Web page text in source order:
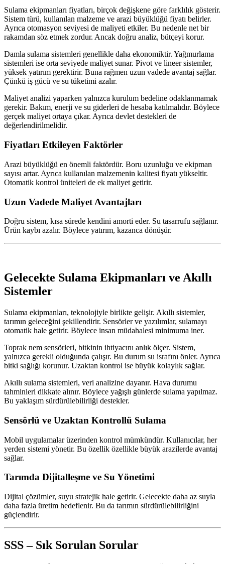
Sulama ekipmanları fiyatları, birçok değişkene göre farklılık gösterir.
Sistem türü, kullanılan malzeme ve arazi büyüklüğü fiyatı belirler.
Ayrıca otomasyon seviyesi de maliyeti etkiler. Bu nedenle net bir
rakamdan söz etmek zordur. Ancak doğru analiz, bütçeyi korur.
Damla sulama sistemleri genellikle daha ekonomiktir. Yağmurlama
sistemleri ise orta seviyede maliyet sunar. Pivot ve lineer sistemler,
yüksek yatırım gerektirir. Buna rağmen uzun vadede avantaj sağlar.
Çünkü iş gücü ve su tüketimi azalır.
Maliyet analizi yaparken yalnızca kurulum bedeline odaklanmamak
gerekir. Bakım, enerji ve su giderleri de hesaba katılmalıdır. Böylece
gerçek maliyet ortaya çıkar. Ayrıca devlet destekleri de
değerlendirilmelidir.
Fiyatları Etkileyen Faktörler
Arazi büyüklüğü en önemli faktördür. Boru uzunluğu ve ekipman
sayısı artar. Ayrıca kullanılan malzemenin kalitesi fiyatı yükseltir.
Otomatik kontrol üniteleri de ek maliyet getirir.
Uzun Vadede Maliyet Avantajları
Doğru sistem, kısa sürede kendini amorti eder. Su tasarrufu sağlanır.
Ürün kaybı azalır. Böylece yatırım, kazanca dönüşür.
Gelecekte Sulama Ekipmanları ve Akıllı
Sistemler
Sulama ekipmanları, teknolojiyle birlikte gelişir. Akıllı sistemler,
tarımın geleceğini şekillendirir. Sensörler ve yazılımlar, sulamayı
otomatik hale getirir. Böylece insan müdahalesi minimuma iner.
Toprak nem sensörleri, bitkinin ihtiyacını anlık ölçer. Sistem,
yalnızca gerekli olduğunda çalışır. Bu durum su israfını önler. Ayrıca
bitki sağlığı korunur. Uzaktan kontrol ise büyük kolaylık sağlar.
Akıllı sulama sistemleri, veri analizine dayanır. Hava durumu
tahminleri dikkate alınır. Böylece yağışlı günlerde sulama yapılmaz.
Bu yaklaşım sürdürülebilirliği destekler.
Sensörlü ve Uzaktan Kontrollü Sulama
Mobil uygulamalar üzerinden kontrol mümkündür. Kullanıcılar, her
yerden sistemi yönetir. Bu özellik özellikle büyük arazilerde avantaj
sağlar.
Tarımda Dijitalleşme ve Su Yönetimi
Dijital çözümler, suyu stratejik hale getirir. Gelecekte daha az suyla
daha fazla üretim hedeflenir. Bu da tarımın sürdürülebilirliğini
güçlendirir.
SSS – Sık Sorulan Sorular